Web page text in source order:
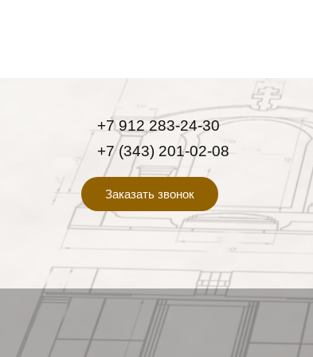
+7 912 283-24-30
+7 (343) 201-02-08
Заказать звонок